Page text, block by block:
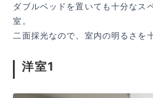
ダブルベッドを置いても十分なス
室。
二面採光なので、室内の明るさを
洋室1